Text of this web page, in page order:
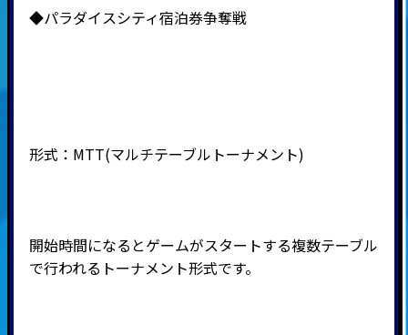
◆パラダイスシティ宿泊券争奪戦
形式： MTT(マルチテーブルトーナメント)
開始時間になるとゲームがスタートする複数テーブル
で行われるトーナメント形式です。